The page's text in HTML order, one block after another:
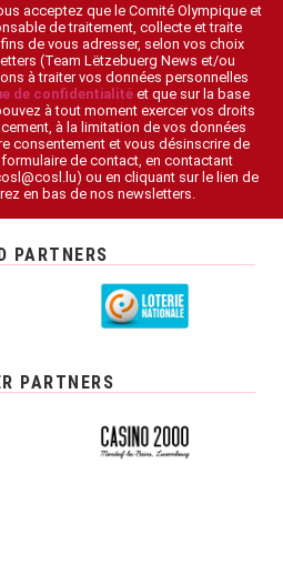
acceptez que le Comité Olympique et
de traitement, collecte et traite
de vous adresser, selon vos choix
(Team Lëtzebuerg News et/ou
à traiter vos données personnelles
de confidentialité et que sur la base
à tout moment exercer vos droits
à la limitation de vos données
consentement et vous désinscrire de
de contact, en contactant
ou en cliquant sur le lien de
en bas de nos newsletters.
PARTNERS
PARTNERS